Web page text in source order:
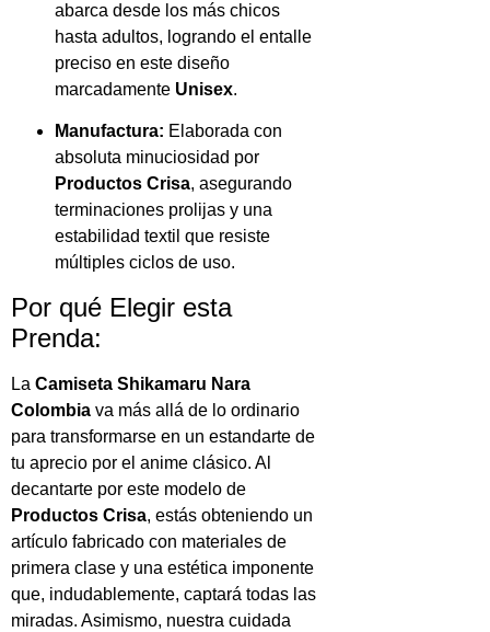
abarca desde los más chicos
hasta adultos, logrando el entalle
preciso en este diseño
marcadamente Unisex.
Manufactura: Elaborada con
absoluta minuciosidad por
Productos Crisa, asegurando
terminaciones prolijas y una
estabilidad textil que resiste
múltiples ciclos de uso.
Por qué Elegir esta
Prenda:
La Camiseta Shikamaru Nara
Colombia va más allá de lo ordinario
para transformarse en un estandarte de
tu aprecio por el anime clásico. Al
decantarte por este modelo de
Productos Crisa, estás obteniendo un
artículo fabricado con materiales de
primera clase y una estética imponente
que, indudablemente, captará todas las
miradas. Asimismo, nuestra cuidada